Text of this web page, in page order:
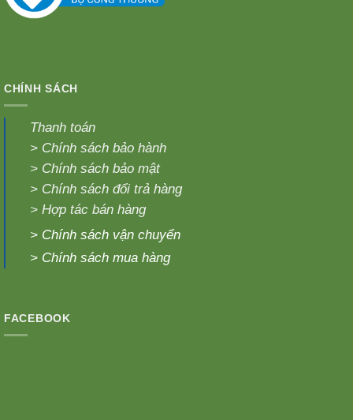
CHÍNH SÁCH
Thanh toán
> Chính sách bảo hành
> Chính sách bảo mật
> Chính sách đổi trả hàng
>Hợp tác bán hàng
> Chính sách vận chuyển
> Chính sách mua hàng
FACEBOOK